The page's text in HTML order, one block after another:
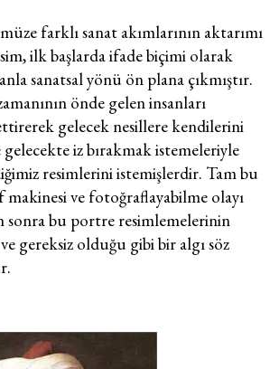
farklı sanat akımlarının aktarımı
ilk başlarda ifade biçimi olarak
sanatsal yönü ön plana çıkmıştır.
önde gelen insanları
gelecek nesillere kendilerini
iz bırakmak istemeleriyle
resimlerini istemişlerdir. Tam bu
ve fotoğraflayabilme olayı
sonra bu portre resimlemelerinin
gereksiz olduğu gibi bir algı söz